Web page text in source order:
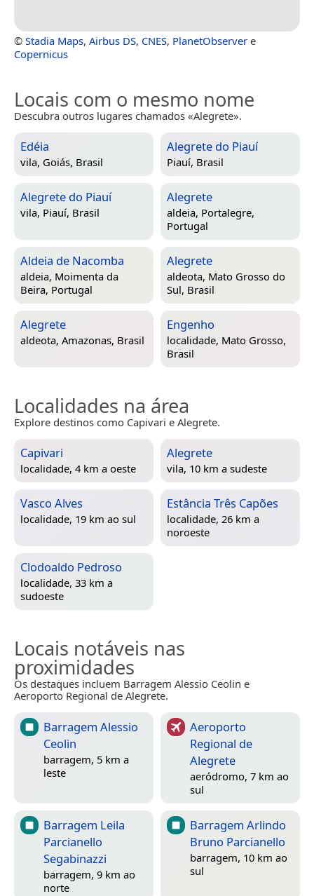
© Stadia Maps, Airbus DS, CNES, PlanetObserver e
Copernicus
Locais com o mesmo nome
Descubra outros lugares chamados «Alegrete».
Edéia
vila, Goiás, Brasil
Alegrete do Piauí
Piauí, Brasil
Alegrete do Piauí
vila, Piauí, Brasil
Alegrete
aldeia, Portalegre,
Portugal
Aldeia de Nacomba
aldeia, Moimenta da
Beira, Portugal
Alegrete
aldeota, Mato Grosso do
Sul, Brasil
Alegrete
aldeota, Amazonas, Brasil
Engenho
localidade, Mato Grosso,
Brasil
Localidades na área
Explore destinos como Capivari e Alegrete.
Capivari
localidade, 4 km a oeste
Alegrete
vila, 10 km a sudeste
Vasco Alves
localidade, 19 km ao sul
Estância Três Capões
localidade, 26 km a
noroeste
Clodoaldo Pedroso
localidade, 33 km a
sudoeste
Locais notáveis nas
proximidades
Os destaques incluem Barragem Alessio Ceolin e
Aeroporto Regional de Alegrete.
Barragem Alessio
Ceolin
barragem, 5 km a
leste
Aeroporto
Regional de
Alegrete
aeródromo, 7 km ao
sul
Barragem Leila
Parcianello
Segabinazzi
barragem, 9 km ao
norte
Barragem Arlindo
Bruno Parcianello
barragem, 10 km ao
sul